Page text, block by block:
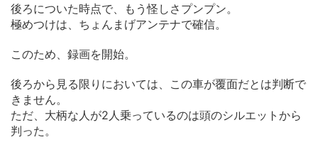
後ろについた時点で、もう怪しさプンプン。
極めつけは、ちょんまげアンテナで確信。
このため、録画を開始。
後ろから見る限りにおいては、この車が覆面だとは判断で
きません。
ただ、大柄な人が2人乗っているのは頭のシルエットから
判った。